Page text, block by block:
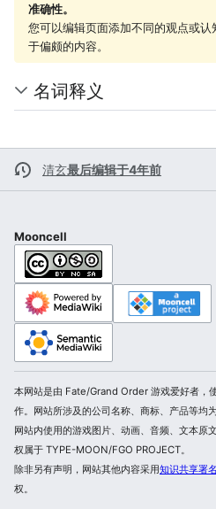
准确性。
您可以编辑页面添加不同的观点或
于偏颇的内容。
名词释义
清玄最后编辑于4年前
Mooncell
本网站是由 Fate/Grand Order 游戏爱好者，
作。网站所涉及的公司名称、商标、产品等均
网站内使用的游戏图片、动画、音频、文本原
权属于 TYPE-MOON/FGO PROJECT。
除非另有声明，网站其他内容采用知识共享署
权。